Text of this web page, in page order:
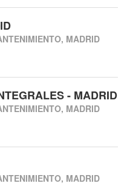
MADRID
- MADRID
MADRID
MADRID